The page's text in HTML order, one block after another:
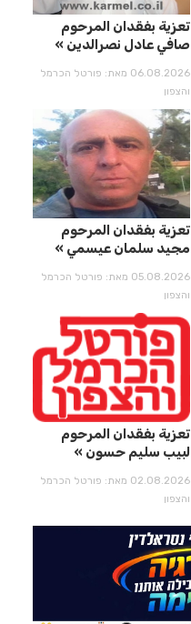
تعزية بفقدان المرحوم
صافي عادل نصرالدين
06.08.2026 מאת: פורטל הכרמל
تعزية بفقدان المرحوم
مجيد سلمان عيسمي
05.08.2026 מאת: פורטל הכרמל
تعزية بفقدان المرحوم
لبيب سليم حسون
02.08.2026 מאת: פורטל הכרמל